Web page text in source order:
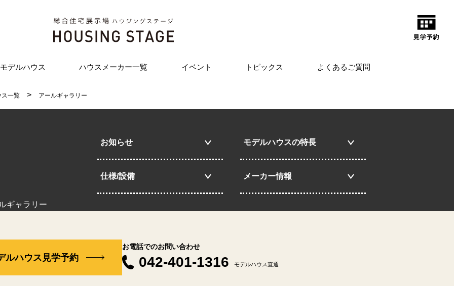
モデルハウス ハウスメーカー一覧 イベント トピックス よくあるご質問
ス一覧 アールギャラリー
ギャラリー
お知らせ モデルハウスの特長
仕様/設備 メーカー情報
ルハウス見学予約
お電話でのお問い合わせ
042-401-1316 モデルハウス直通